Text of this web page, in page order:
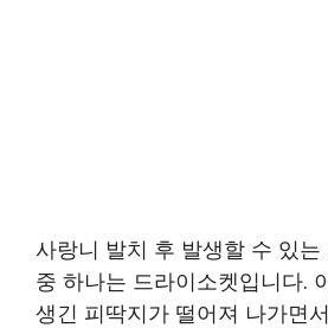
사랑니 발치 후 발생할 수 있
중 하나는 드라이소켓입니다.
생긴 피딱지가 떨어져 나가면